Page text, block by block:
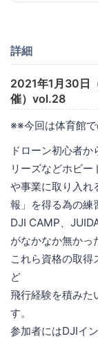
詳細
2021年1月30日
催）vol.28
※※今回は体育館
ドローン初心者
リーズなどホビー
や事業に取り入れ
報」を得る為の練
DJI CAMP、
がなかなか無かっ
これら資格の取得
ど
飛行経験を積みた
す。
参加者にはDJIイ